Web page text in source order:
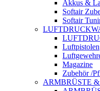
Akkus &
Softair
Softair
Luftpistolen
Magazine
Zubehör /
ARMBRÜSTE